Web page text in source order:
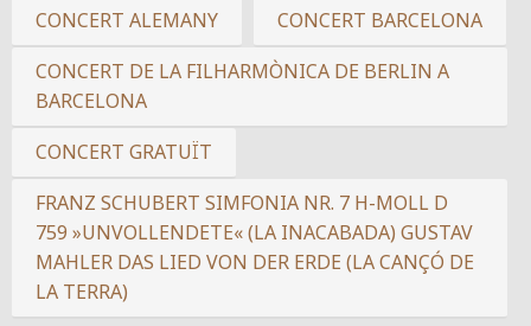
CONCERT ALEMANY
CONCERT BARCELONA
CONCERT DE LA FILHARMÒNICA DE BERLIN A
BARCELONA
CONCERT GRATUÏT
FRANZ SCHUBERT SIMFONIA NR. 7 H-MOLL D
759 »UNVOLLENDETE« (LA INACABADA) GUSTAV
MAHLER DAS LIED VON DER ERDE (LA CANÇÓ DE
LA TERRA)